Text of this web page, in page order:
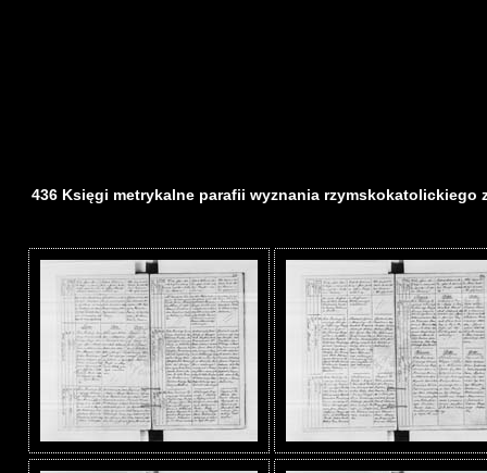
436 Księgi metrykalne parafii wyznania rzymskokatolickiego